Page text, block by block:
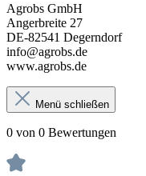
Agrobs GmbH
Angerbreite 27
DE-82541 Degerndorf
info@agrobs.de
www.agrobs.de
Menü schließen
0 von 0 Bewertungen